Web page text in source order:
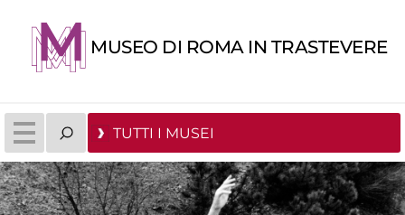
MUSEO DI ROMA IN TRASTEVERE
TUTTI I MUSEI